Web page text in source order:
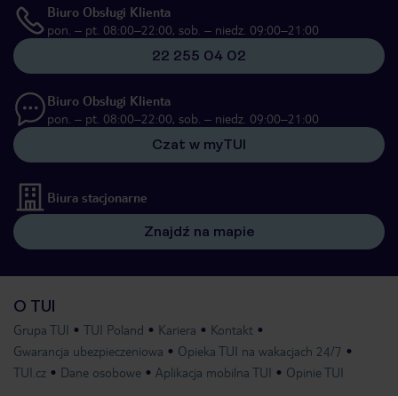
Biuro Obsługi Klienta
pon. – pt. 08:00–22:00, sob. – niedz. 09:00–21:00
22 255 04 02
Biuro Obsługi Klienta
pon. – pt. 08:00–22:00, sob. – niedz. 09:00–21:00
Czat w myTUI
Biura stacjonarne
Znajdź na mapie
O TUI
Grupa TUI TUI Poland Kariera
Kontakt
Gwarancja ubezpieczeniowa
Opieka TUI na wakacjach 24/7
TUI.cz
Dane osobowe Aplikacja mobilna TUI Opinie TUI